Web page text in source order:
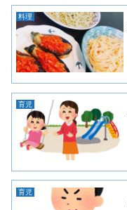
料理
育児
育児